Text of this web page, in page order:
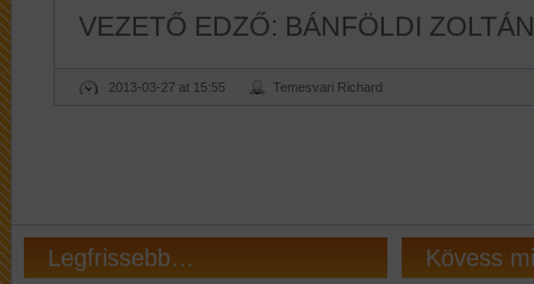
VEZETŐ EDZŐ: BÁNFÖLDI ZOLTÁN
2013-03-27 at 15:55 Temesvari Richard
Legfrissebb… Kövess